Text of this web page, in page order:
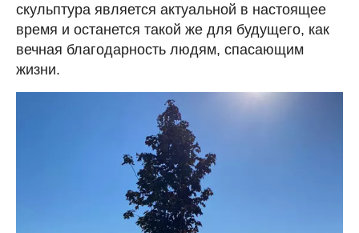
скульптура является актуальной в настоящее
время и останется такой же для будущего, как
вечная благодарность людям, спасающим
жизни.